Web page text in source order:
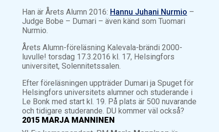
Han är Årets Alumn 2016: Hannu Juhani Nurmio –
Judge Bobe – Dumari – även känd som Tuomari
Nurmio.
Årets Alumn-föreläsning Kalevala-brändi 2000-
luvulle! torsdag 17.3.2016 kl. 17, Helsingfors
universitet, Solennitetssalen.
Efter föreläsningen uppträder Dumari ja Spuget för
Helsingfors universitets alumner och studerande i
Le Bonk med start kl. 19. På plats är 500 nuvarande
och tidigare studerande. DU kommer väl också?
2015 MARJA MANNINEN